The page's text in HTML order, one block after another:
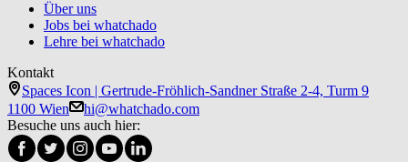
Über uns
Jobs bei whatchado
Lehre bei whatchado
Kontakt
Spaces Icon | Gertrude-Fröhlich-Sandner Straße 2-4, Turm 9
1100 Wien
hi@whatchado.com
Besuche uns auch hier: